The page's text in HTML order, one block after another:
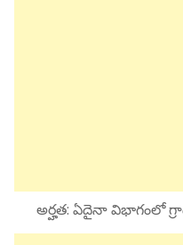
అర్హత: ఏదైనా విభాగంలో